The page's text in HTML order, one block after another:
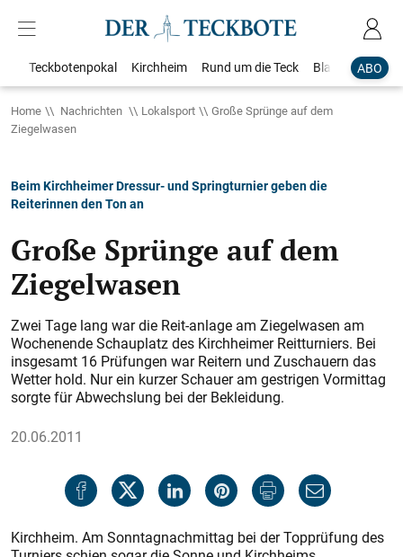
ABO
Teckbotenpokal Kirchheim Rund um die Teck Blaulicht
Home Nachrichten Lokalsport
Große Sprünge auf dem
Ziegelwasen
Beim Kirchheimer Dressur- und Springturnier geben die
Reiterinnen den Ton an
Große Sprünge auf dem
Ziegelwasen
Zwei Tage lang war die Reit-anlage am Ziegelwasen am
Wochenende Schauplatz des Kirchheimer Reitturniers. Bei
insgesamt 16 Prüfungen war Reitern und Zuschauern das
Wetter hold. Nur ein kurzer Schauer am gestrigen Vormittag
sorgte für Abwechslung bei der Bekleidung.
20.06.2011
Kirchheim. Am Sonntagnachmittag bei der Topprüfung des